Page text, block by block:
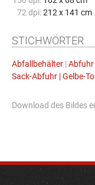
72 dpi: 212 x 141 cm
STICHWÖRTER
Abfallbehälter | Abfuhr
Sack-Abfuhr | Gelbe-
Download des Bildes